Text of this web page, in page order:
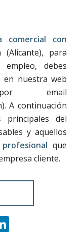
comercial con
(Alicante), para
debes
en nuestra web
email
A continuación
principales del
y aquellos
que
cliente.
LinkedIn